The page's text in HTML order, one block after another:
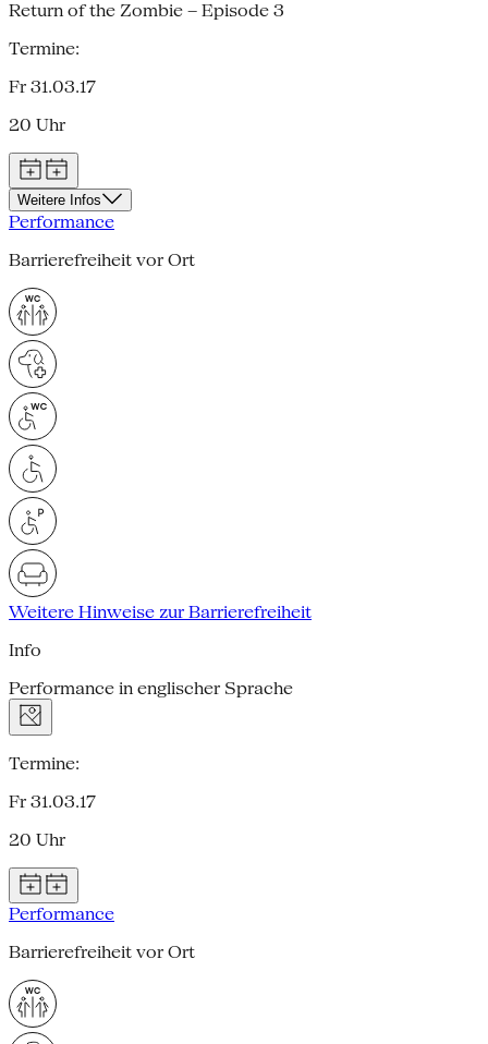
Return of the Zombie – Episode 3
Termine:
Fr 31.03.17
20 Uhr
Weitere Infos
Performance
Barrierefreiheit vor Ort
Weitere Hinweise zur Barrierefreiheit
Info
Performance in englischer Sprache
Termine:
Fr 31.03.17
20 Uhr
Performance
Barrierefreiheit vor Ort